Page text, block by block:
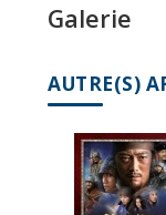
Galerie
AUTRE(S)